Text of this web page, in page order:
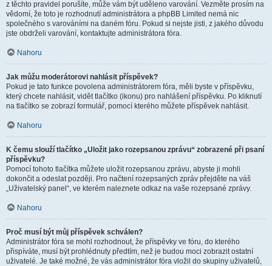
z těchto pravidel porušíte, může vám být uděleno varování. Vezměte prosím na
vědomí, že toto je rozhodnutí administrátora a phpBB Limited nemá nic
společného s varováními na daném fóru. Pokud si nejste jisti, z jakého důvodu
jste obdrželi varování, kontaktujte administrátora fóra.
Nahoru
Jak můžu moderátorovi nahlásit příspěvek?
Pokud je tato funkce povolena administrátorem fóra, měli byste v příspěvku,
který chcete nahlásit, vidět tlačítko (ikonu) pro nahlášení příspěvku. Po kliknutí
na tlačítko se zobrazí formulář, pomocí kterého můžete příspěvek nahlásit.
Nahoru
K čemu slouží tlačítko „Uložit jako rozepsanou zprávu“ zobrazené při psaní
příspěvku?
Pomocí tohoto tlačítka můžete uložit rozepsanou zprávu, abyste ji mohli
dokončit a odeslat později. Pro načtení rozepsaných zpráv přejděte na váš
„Uživatelský panel“, ve kterém naleznete odkaz na vaše rozepsané zprávy.
Nahoru
Proč musí být můj příspěvek schválen?
Administrátor fóra se mohl rozhodnout, že příspěvky ve fóru, do kterého
přispíváte, musí být prohlédnuty předtím, než je budou moci zobrazit ostatní
uživatelé. Je také možné, že vás administrátor fóra vložil do skupiny uživatelů,